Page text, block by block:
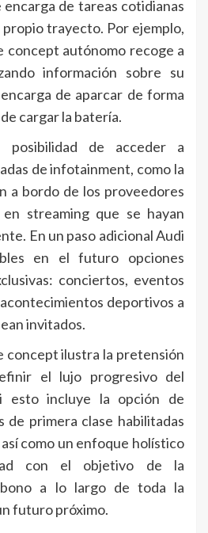
de tareas cotidianas
propio trayecto. Por ejemplo,
concept autónomo recoge a
información sobre su
de aparcar de forma
cargar la batería.
posibilidad de acceder a
de infotainment, como la
a bordo de los proveedores
streaming que se hayan
En un paso adicional Audi
en el futuro opciones
conciertos, eventos
deportivos a
invitados.
concept ilustra la pretensión
el lujo progresivo del
esto incluye la opción de
de primera clase habilitadas
como un enfoque holístico
con el objetivo de la
a lo largo de toda la
futuro próximo.